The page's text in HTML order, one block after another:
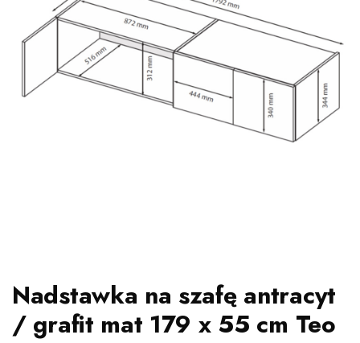
Nadstawka na szafę antracyt
/ grafit mat 179 x 55 cm Teo